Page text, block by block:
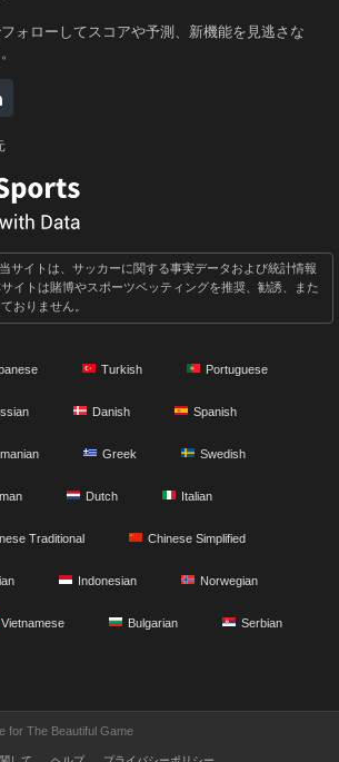
ォローしてスコアや予測、新機能を見逃さな
サイトは、サッカーに関する事実データおよび統計情報
イトは賭博やスポーツベッティングを推奨、勧誘、また
おりません。
Turkish Portuguese
Danish Spanish
Greek Swedish
Dutch Italian
Traditional Chinese Simplified
Indonesian Norwegian
Vietnamese Bulgarian Serbian
for The Beautiful Game